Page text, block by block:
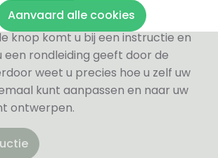
knop komt u bij een instructie en
een rondleiding geeft door de
weet u precies hoe u zelf uw
kunt aanpassen en naar uw
ontwerpen.
Aanvaard alle cookies